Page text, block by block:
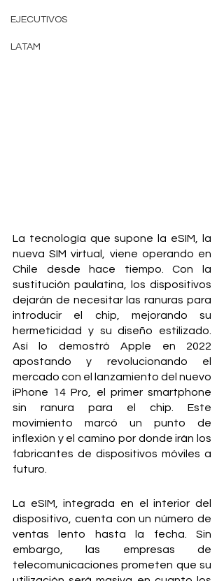
EJECUTIVOS
LATAM
La tecnología que supone la eSIM, la
nueva SIM virtual, viene operando en
Chile desde hace tiempo. Con la
sustitución paulatina, los dispositivos
dejarán de necesitar las ranuras para
introducir el chip, mejorando su
hermeticidad y su diseño estilizado.
Así lo demostró Apple en 2022
apostando y revolucionando el
mercado con el lanzamiento del nuevo
iPhone 14 Pro, el primer smartphone
sin ranura para el chip. Este
movimiento marcó un punto de
inflexión y el camino por donde irán los
fabricantes de dispositivos móviles a
futuro.
La eSIM, integrada en el interior del
dispositivo, cuenta con un número de
ventas lento hasta la fecha. Sin
embargo, las empresas de
telecomunicaciones prometen que su